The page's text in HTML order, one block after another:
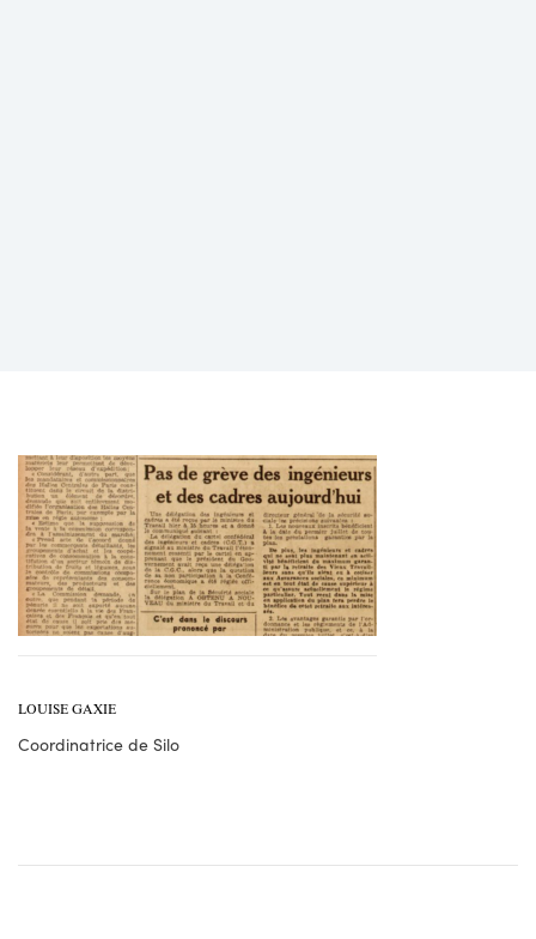
LOUISE GAXIE
Coordinatrice de Silo